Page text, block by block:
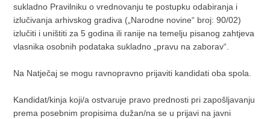
sukladno Pravilniku o vrednovanju te postupku odabiranja i
izlučivanja arhivskog gradiva („Narodne novine“ broj: 90/02)
izlučiti i uništiti za 5 godina ili ranije na temelju pisanog zahtjeva
vlasnika osobnih podataka sukladno „pravu na zaborav“.
Na Natječaj se mogu ravnopravno prijaviti kandidati oba spola.
Kandidat/kinja koji/a ostvaruje pravo prednosti pri zapošljavanju
prema posebnim propisima dužan/na se u prijavi na javni